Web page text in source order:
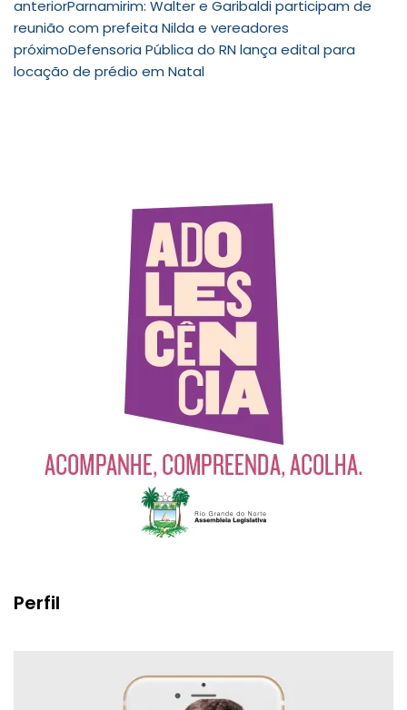
anteriorParnamirim: Walter e Garibaldi participam de
reunião com prefeita Nilda e vereadores
próximoDefensoria Pública do RN lança edital para
locação de prédio em Natal
Perfil